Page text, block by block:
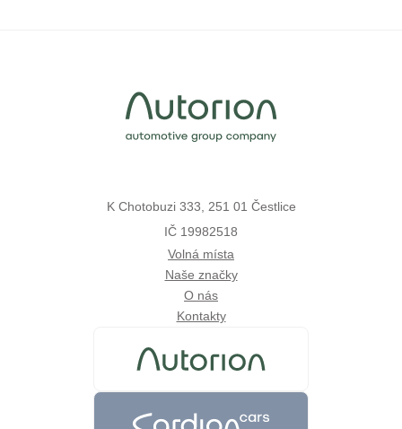
K Chotobuzi 333, 251 01 Čestlice
IČ 19982518
Volná místa
Naše značky
O nás
Kontakty